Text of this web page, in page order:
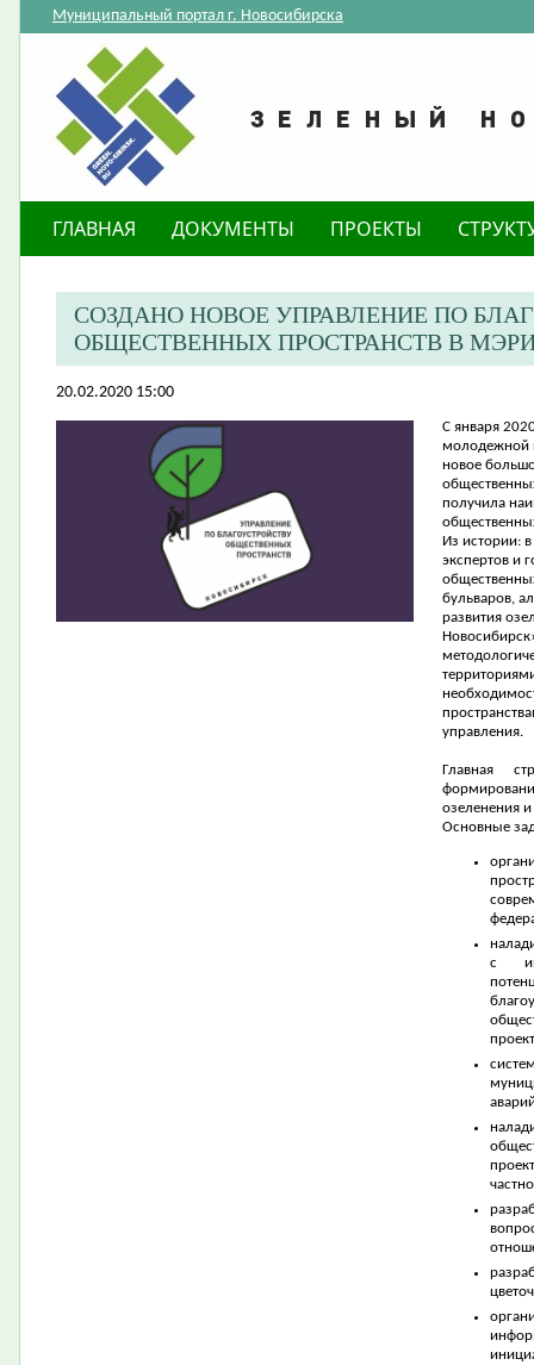
Муниципальный портал г. Новосибирска
ГЛАВНАЯ ДОКУМЕНТЫ ПРОЕКТЫ
СОЗДАНО НОВОЕ УПРАВЛЕНИЕ ПО
ОБЩЕСТВЕННЫХ ПРОСТРАНСТВ В
20.02.2020 15:00
​С января
молодежной
новое
получила
Из истории:
экспертов и
бульваров,
развития
управления.
Главная
озеленения
Основные
с